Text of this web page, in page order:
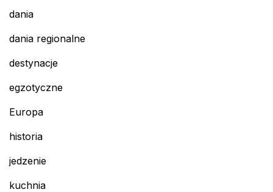
dania
dania regionalne
destynacje
egzotyczne
Europa
historia
jedzenie
kuchnia